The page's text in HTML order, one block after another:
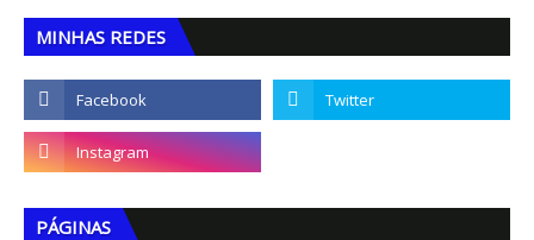
MINHAS REDES
PÁGINAS